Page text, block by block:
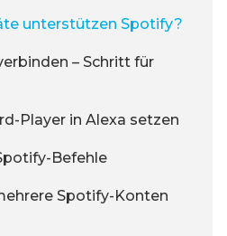
unterstützen Spotify?
– Schritt für
Player in Alexa setzen
Befehle
Spotify-Konten